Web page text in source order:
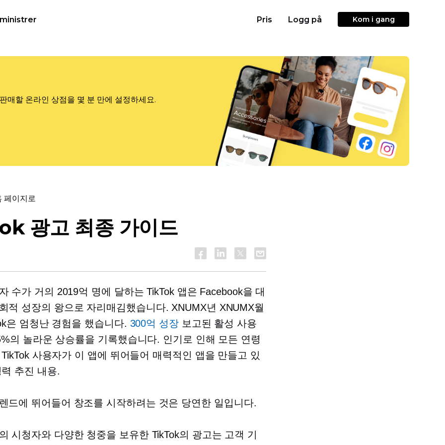
Pris Logg på Kom i gang
매할 온라인 상점을 몇 분 만에 설정하세요.
이지로
광고 최종 가이드
수가 거의 2019억 명에 달하는 TikTok 앱은 Facebook을 대
적 성장의 왕으로 자리매김했습니다. XNUMX년 XNUMX월
은 엄청난 경험을 했습니다. 300억 성장보고된 활성 사용
의 놀라운 상승률을 기록했습니다. 인기로 인해 모든 연령
사용자가 이 앱에 뛰어들어 매력적인 앱을 만들고 있
추진 내용.
드에 뛰어들어 창조를 시작하려는 것은 당연한 일입니다.
시청자와 다양한 청중을 보유한 TikTok의 광고는 고객 기